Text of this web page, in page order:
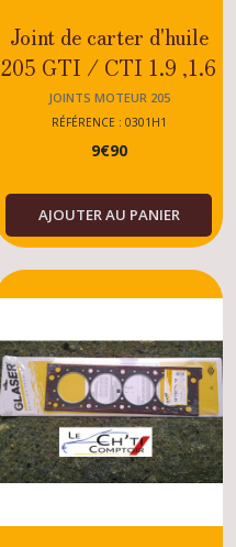
Joint de carter d'huile
205 GTI / CTI 1.9 ,1.6
/ Diesel
JOINTS MOTEUR 205
RÉFÉRENCE : 0301H1
9€90
AJOUTER AU PANIER